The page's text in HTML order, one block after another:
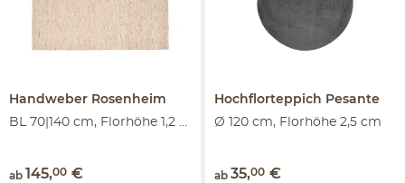
Handweber Rosenheim
BL 70|140 cm, Florhöhe 1,2 cm
ab 145,00 €
Hochflorteppich Pesante
Ø 120 cm, Florhöhe 2,5 cm
ab 35,00 €